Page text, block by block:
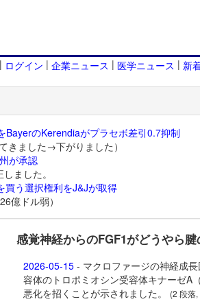
| ログイン | 企業ニュース | 医学ニュース | 新
のKerendiaがプラセボ差引0.7抑制
きました→下がりました）
が承認
ました。
買う選択権利をJ&Jが取得
億ドル弱）
感覚神経からのFGF1がどうやら
2026-05-15- マクロファージの神経成
容体のトロポミオシン受容体キナーゼA
悪化を招くことが示されました。
(2 段落